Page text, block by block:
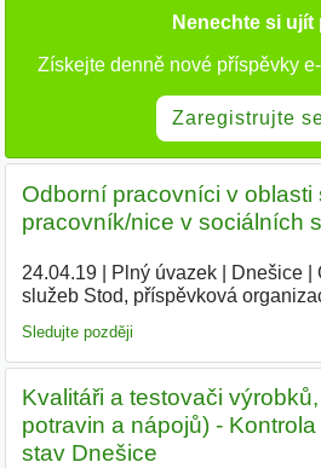
Nenechte si ujít
Získejte denně nové příspěvky
Zaregistrujte
Odborní pracovníci v oblasti
pracovník/nice v sociálních
24.04.19| Plný úvazek| Dnešice|
služeb Stod, příspěvková
Sledujte později
Kvalitáři a testovači
potravin a nápojů) -
stav Dnešice